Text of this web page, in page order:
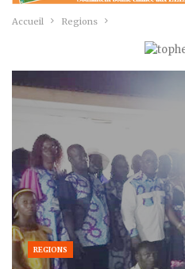
Accueil Regions
REGIONS